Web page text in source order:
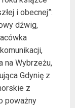
i obecnej”:
dźwig,
na Wybrzeżu,
Gdynię z
z
poważny